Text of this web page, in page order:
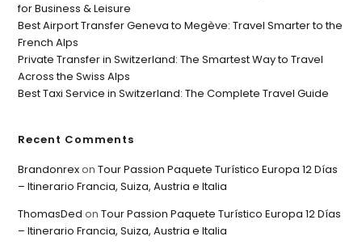
for Business & Leisure
Best Airport Transfer Geneva to Megève: Travel Smarter to the
French Alps
Private Transfer in Switzerland: The Smartest Way to Travel
Across the Swiss Alps
Best Taxi Service in Switzerland: The Complete Travel Guide
Recent Comments
BrandonrexonTour Passion Paquete Turístico Europa 12 Días
– Itinerario Francia, Suiza, Austria e Italia
ThomasDed onTour Passion Paquete Turístico Europa 12 Días
– Itinerario Francia, Suiza, Austria e Italia